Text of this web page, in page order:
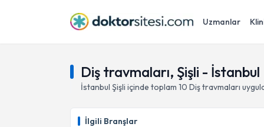
Uzmanlar
Diş travmaları, Şişli - İstanbul
İstanbul Şişli içinde toplam 10 Diş travmaları
İlgili Branşlar